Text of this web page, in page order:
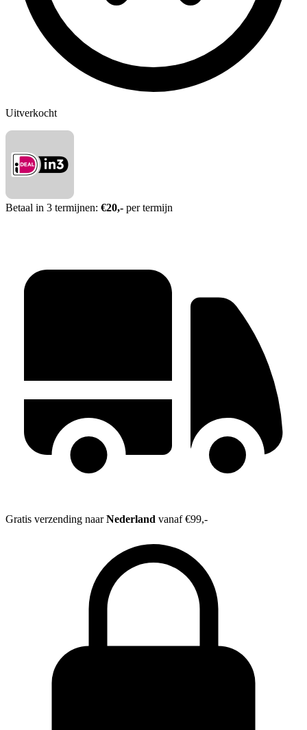
Uitverkocht
Betaal in 3 termijnen: €20,- per termijn
Gratis verzending naarNederland vanaf €99,-